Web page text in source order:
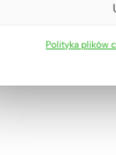
Polityka plików